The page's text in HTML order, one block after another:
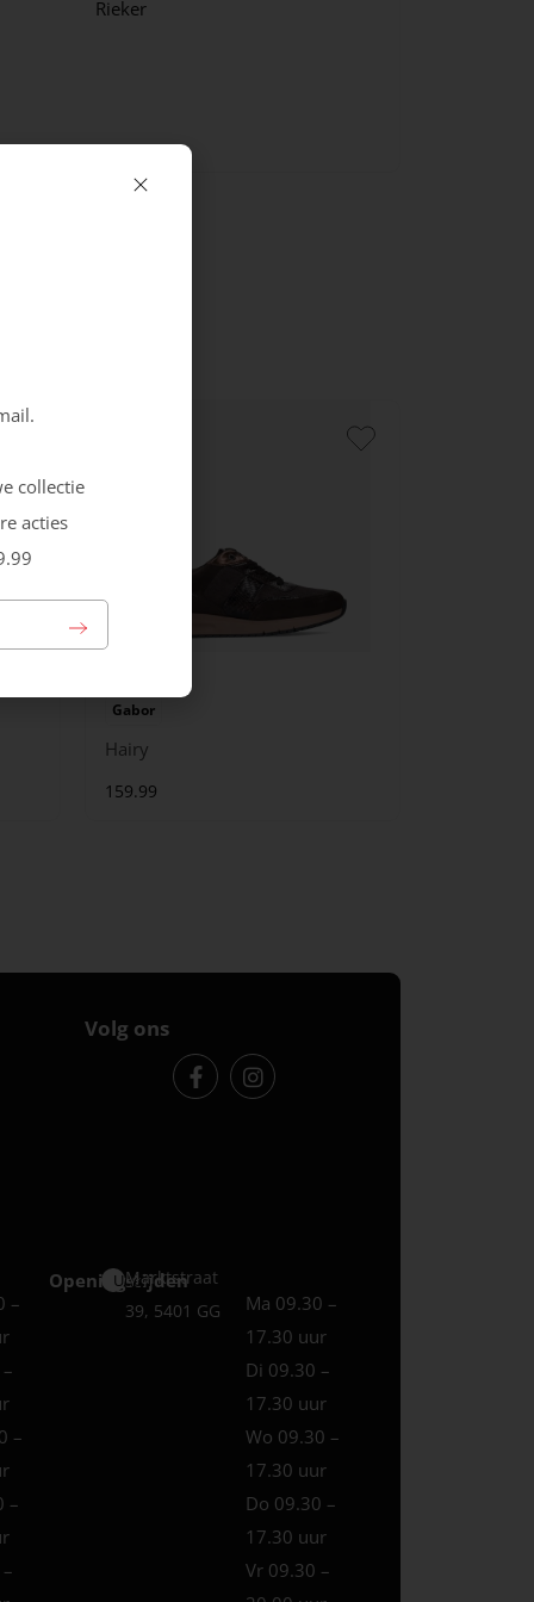
Rieker
Gabor
Hairy
159.99
Volg ons
–
–
–
Openingstijden
Uden
Marktstraat
39, 5401 GG
Ma 09.30 –
17.30 uur
Di 09.30 –
17.30 uur
Wo 09.30 –
17.30 uur
Do 09.30 –
17.30 uur
Vr 09.30 –
collectie
acties